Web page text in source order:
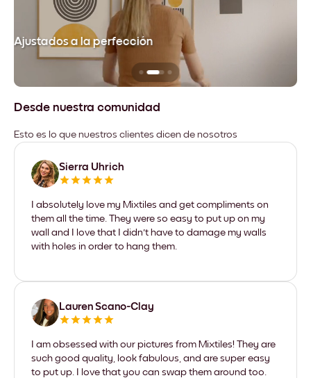
Ajustados a la perfección
Desde nuestra comunidad
Esto es lo que nuestros clientes dicen de nosotros
Sierra Uhrich
I absolutely love my Mixtiles and get compliments on
them all the time. They were so easy to put up on my
wall and I love that I didn't have to damage my walls
with holes in order to hang them.
Lauren Scano-Clay
I am obsessed with our pictures from Mixtiles! They are
such good quality, look fabulous, and are super easy
to put up. I love that you can swap them around too.